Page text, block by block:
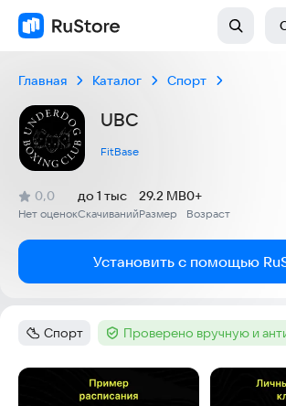
Главная Каталог Спорт
UBC
FitBase
Рейтинг:
0,0
(
Нет оценок
)
Скачиваний
до 1 тыс
Размер
29.2 MB
Возраст
0+
Установить с помощью
Категория
Спорт Тег :Проверено вручную и
Скриншоты